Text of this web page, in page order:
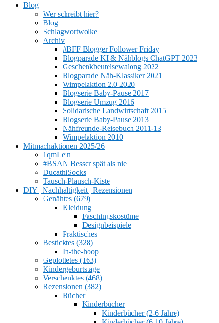
Blog
Wer schreibt hier?
Blog
Schlagwortwolke
Archiv
#BFF Blogger Follower Friday
Blogparade KI & Nähblogs ChatGPT 2023
Geschenkbeutelsewalong 2022
Blogparade Näh-Klassiker 2021
Wimpelaktion 2.0 2020
Blogserie Baby-Pause 2017
Blogserie Umzug 2016
Solidarische Landwirtschaft 2015
Blogserie Baby-Pause 2013
Nähfreunde-Reisebuch 2011-13
Wimpelaktion 2010
Mitmachaktionen 2025/26
1qmLein
#BSAN Besser spät als nie
DucathiSocks
Tausch-Plausch-Kiste
DIY | Nachhaltigkeit | Rezensionen
Genähtes (679)
Kleidung
Faschingskostüme
Designbeispiele
Praktisches
Besticktes (328)
In-the-hoop
Geplottetes (163)
Kindergeburtstage
Verschenktes (468)
Rezensionen (382)
Bücher
Kinderbücher
Kinderbücher (2-6 Jahre)